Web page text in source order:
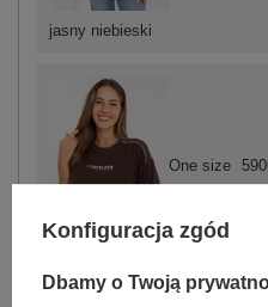
jasny niebieski
One size
Konfiguracja zgód
Dbamy o Twoją